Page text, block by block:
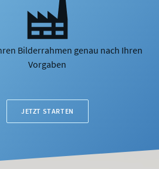
Bilderrahmen genau nach Ihren
Vorgaben
JETZT STARTEN